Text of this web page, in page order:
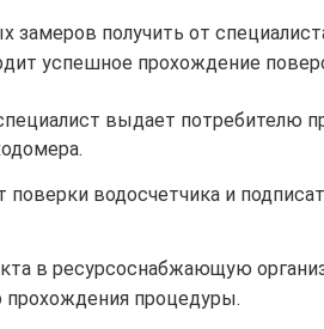
замеров получить от
успешное прохождение
выдает потребителю
поверки водосчетчика и
в ресурсоснабжающую
процедуры.